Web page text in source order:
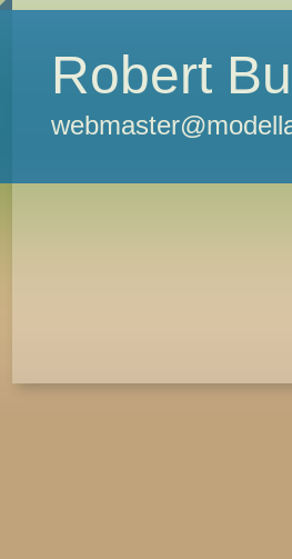
Robert